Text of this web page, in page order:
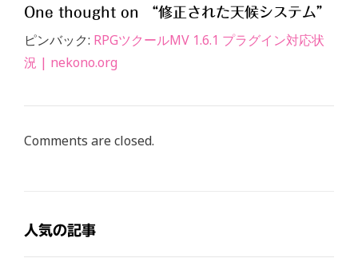
One thought on “修正された天候システム”
ピンバック: RPGツクールMV 1.6.1 プラグイン対応状
況 | nekono.org
Comments are closed.
人気の記事